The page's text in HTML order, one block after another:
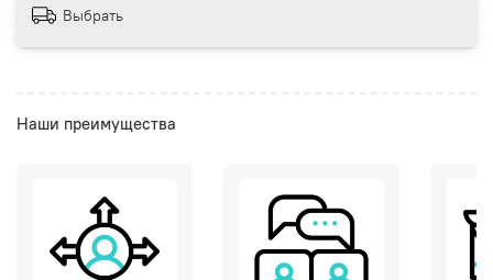
Выбрать
Наши преимущества